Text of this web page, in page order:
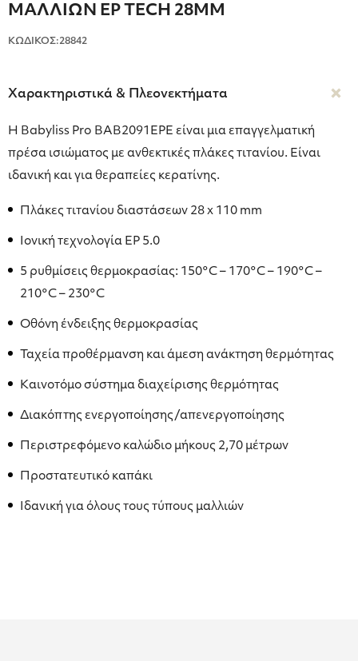
ΜΑΛΛΙΩΝ EP TECH 28MM
ΚΩΔΙΚΟΣ:28842
Χαρακτηριστικά & Πλεονεκτήματα
Η Babyliss Pro BAB2091EPE είναι μια επαγγελματική
πρέσα ισιώματος με ανθεκτικές πλάκες τιτανίου. Είναι
ιδανική και για θεραπείες κερατίνης.
Πλάκες τιτανίου διαστάσεων 28 x 110 mm
Ιονική τεχνολογία EP 5.0
5 ρυθμίσεις θερμοκρασίας: 150°C – 170°C – 190°C –
210°C – 230°C
Οθόνη ένδειξης θερμοκρασίας
Ταχεία προθέρμανση και άμεση ανάκτηση θερμότητας
Καινοτόμο σύστημα διαχείρισης θερμότητας
Διακόπτης ενεργοποίησης/απενεργοποίησης
Περιστρεφόμενο καλώδιο μήκους 2,70 μέτρων
Προστατευτικό καπάκι
Ιδανική για όλους τους τύπους μαλλιών